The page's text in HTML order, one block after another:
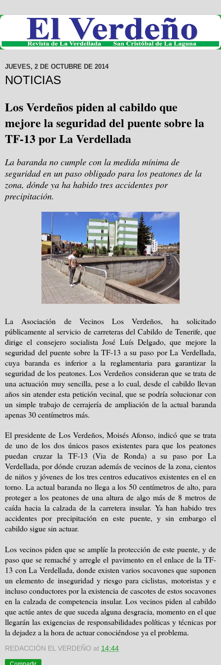
JUEVES, 2 DE OCTUBRE DE 2014
NOTICIAS
Los Verdeños piden al cabildo que
mejore la seguridad del puente sobre la
TF-13 por La Verdellada
La baranda no cumple con la medida mínima de
seguridad en un paso obligado para los peatones de la
zona, dónde ya ha habido tres accidentes por
precipitación.
La Asociación de Vecinos Los Verdeños, ha solicitado
públicamente al servicio de carreteras del Cabildo de Tenerife, que
dirige el consejero socialista José Luís Delgado, que mejore la
seguridad del puente sobre la TF-13 a su paso por La Verdellada,
cuya baranda es inferior a la reglamentaria para garantizar la
seguridad de los peatones. Los Verdeños consideran que se trata de
una actuación muy sencilla, pese a lo cual, desde el cabildo llevan
años sin atender esta petición vecinal, que se podría solucionar con
un simple trabajo de cerrajería de ampliación de la actual baranda
apenas30 centímetrosmás.
El presidente de Los Verdeños, Moisés Afonso, indicó que se trata
de uno de los dos únicos pasos existentes para que los peatones
puedan cruzar la TF-13 (Via de Ronda) a su paso por La
Verdellada, por dónde cruzan además de vecinos de la zona, cientos
de niños y jóvenes de los tres centros educativos existentes en el en
torno. La actual baranda no llega a los50 centímetros de alto, para
proteger a los peatones de una altura de algo más de 8 metros de
caída hacia la calzada de la carretera insular. Ya han habido tres
accidentes por precipitación en este puente, y sin embargo el
cabildo sigue sin actuar.
Los vecinos piden que se amplíe la protección de este puente, y de
paso que se remaché y arregle el pavimento en el enlace de la TF-
13 con La Verdellada, donde existen varios socavones que suponen
un elemento de inseguridad y riesgo para ciclistas, motoristas y e
incluso conductores por la existencia de cascotes de estos socavones
en la calzada de competencia insular. Los vecinos piden al cabildo
que actúe antes de que suceda alguna desgracia, momento en el que
llegarán las exigencias de responsabilidades políticas y técnicas por
la dejadez a la hora de actuar conociéndose ya el problema.
REDACCIÓN EL VERDEÑO at 14:44